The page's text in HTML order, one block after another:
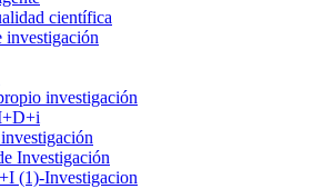
científica
investigación
investigación
Investigación
(1)-Investigacion